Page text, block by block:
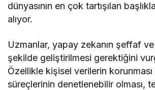
dünyasının en çok tartışılan
alıyor.
Uzmanlar, yapay zekanın şeffaf
şekilde geliştirilmesi gerektiğini
Özellikle kişisel verilerin
süreçlerinin denetlenebilir olması,